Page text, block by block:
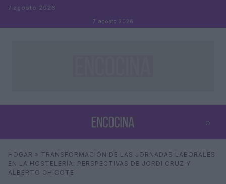
Saltar al contenido
7 agosto 2026
7 agosto 2026
⌕
Buscar ⌕ ×
HOGAR » TRANSFORMACIÓN DE LAS JORNADAS LABORALES
EN LA HOSTELERÍA: PERSPECTIVAS DE JORDI CRUZ Y
ALBERTO CHICOTE